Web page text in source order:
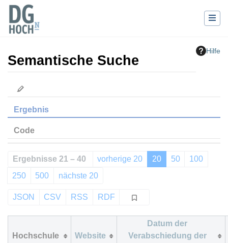
Hilfe
Semantische Suche
Wechseln zu:
Ergebnis
Code
Ergebnisse 21 – 40 vorherige 20 20 50
100
250
500 nächste 20
JSON CSV RSS RDF
Hochschule Website
Datum der
Verabschiedung der